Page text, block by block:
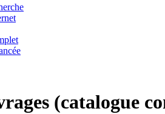
(catalogue